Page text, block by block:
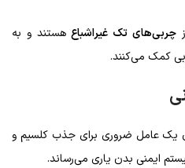
چربی‌های تک غیراشباعهستند و به
کمک می‌کنند.
یک عامل ضروری برای جذب کلسیم و
ایمنی بدن یاری می‌رساند.